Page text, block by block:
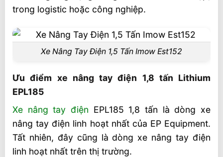
Ứng dụng xe nâng tay điện 1,8 tấn pin
Giá xe nâng tay điện 1.8 tấn Lithium EPL185
trong logistic hoặc công nghiệp.
Xe Nâng Tay Điện 1,5 Tấn Imow Est152
Ưu điểm xe nâng tay điện 1,8 tấn Lithium
EPL185
Xe nâng tay điện EPL185 1,8 tấn là dòng xe
nâng tay điện linh hoạt nhất của EP Equipment.
Tất nhiên, đây cũng là dòng xe nâng tay điện
linh hoạt nhất trên thị trường.